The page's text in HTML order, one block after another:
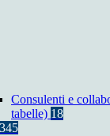
Consulenti e
tabelle) 18
345